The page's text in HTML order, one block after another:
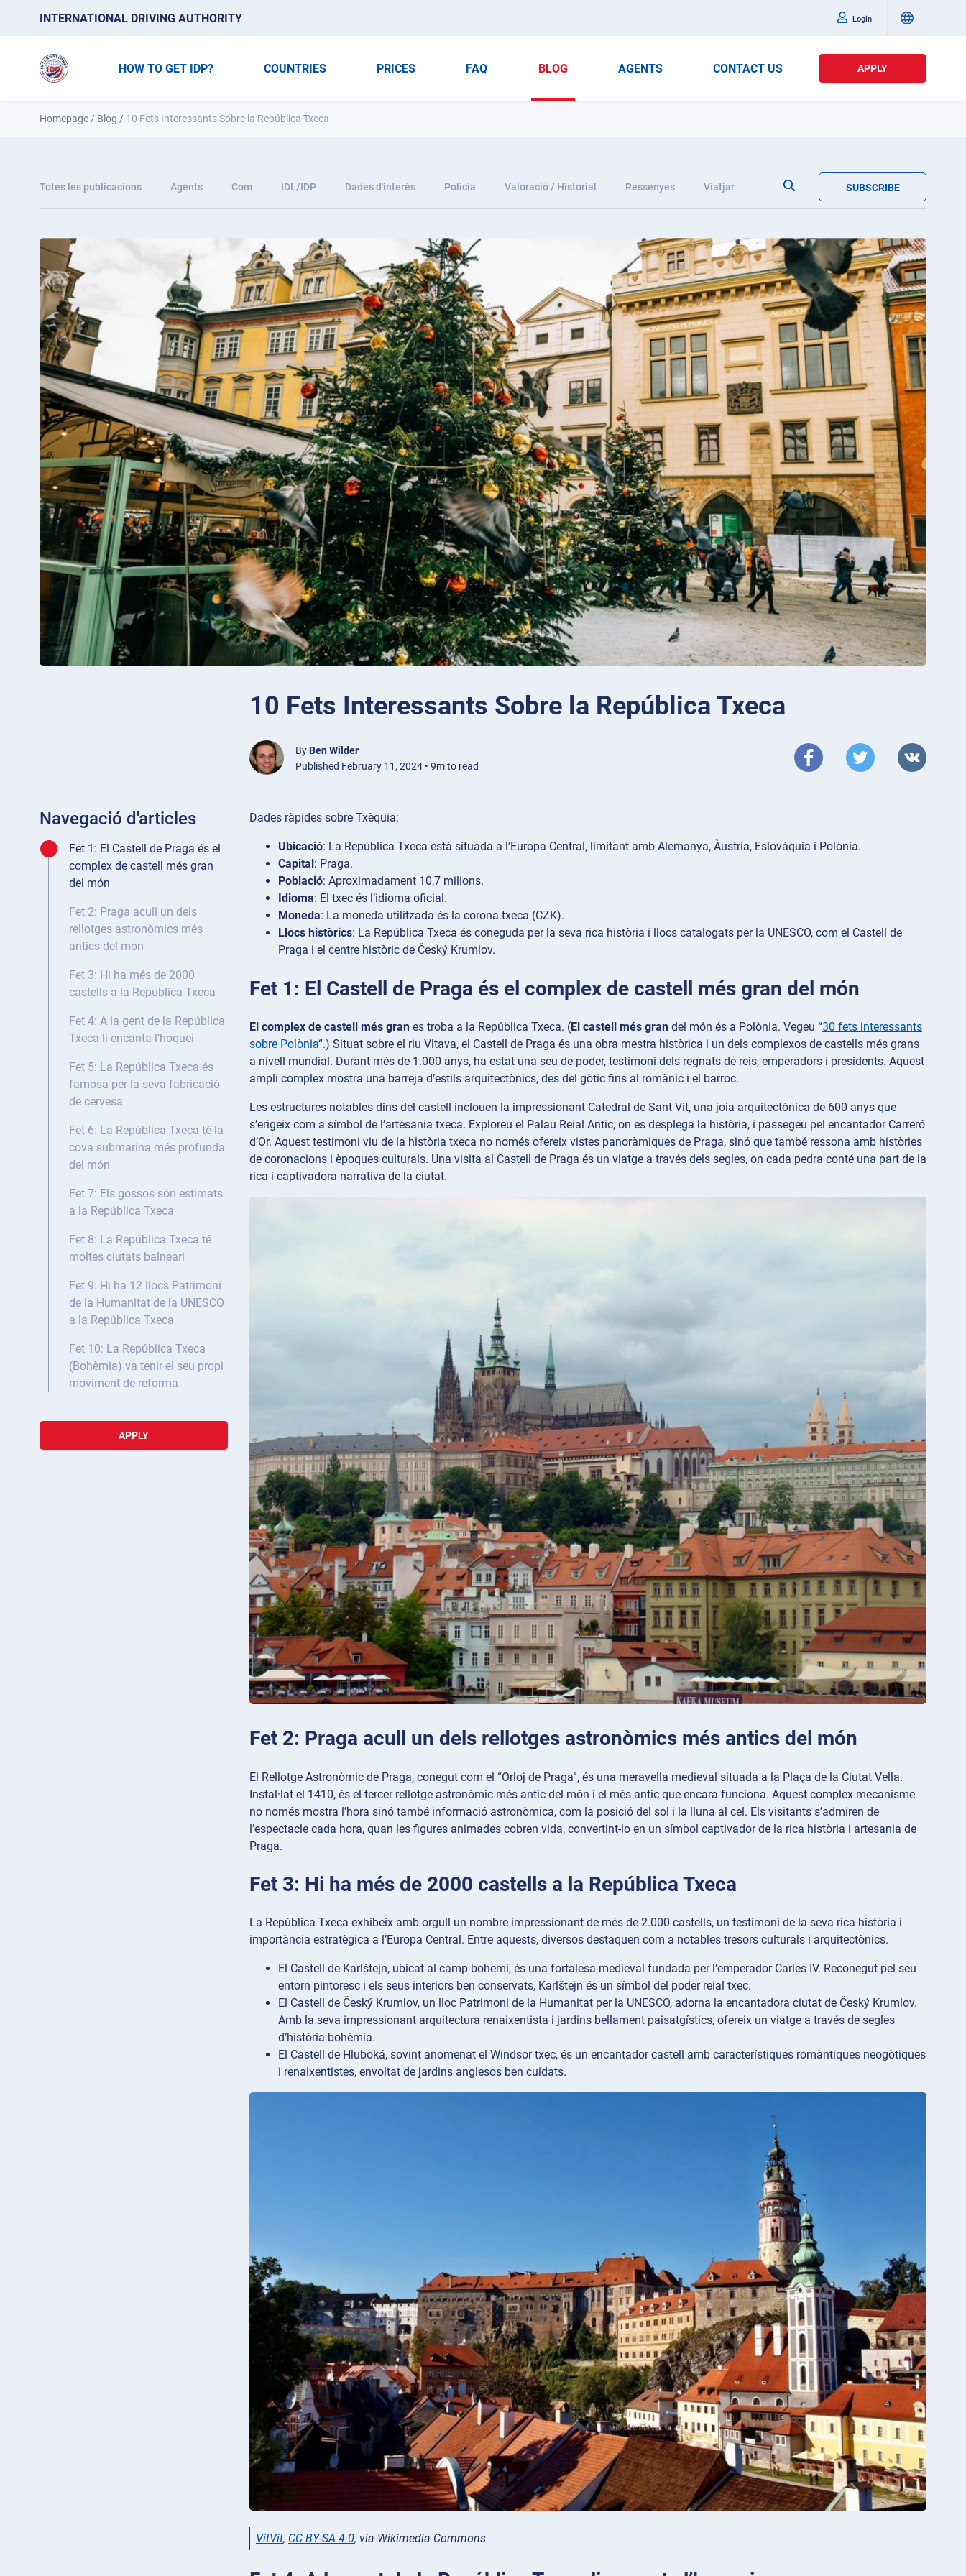
INTERNATIONAL DRIVING AUTHORITY Login
HOW TO GET IDP? COUNTRIES PRICES FAQ BLOG AGENTS CONTACT US APPLY
Homepage / Blog / 10 Fets Interessants Sobre la República Txeca
Totes les publicacions Agents Com IDL/IDP Dades d'interès Policia Valoració / Historial Ressenyes Viatjar SUBSCRIBE
10 Fets Interessants Sobre la República Txeca
By Ben Wilder
Published February 11, 2024 • 9m to read
Navegació d'articles
Fet 1: El Castell de Praga és el
complex de castell més gran
del món
Fet 2: Praga acull un dels
rellotges astronòmics més
antics del món
Fet 3: Hi ha més de 2000
castells a la República Txeca
Fet 4: A la gent de la República
Txeca li encanta l’hoquei
Fet 5: La República Txeca és
famosa per la seva fabricació
de cervesa
Fet 6: La República Txeca té la
cova submarina més profunda
del món
Fet 7: Els gossos són estimats
a la República Txeca
Fet 8: La República Txeca té
moltes ciutats balneari
Fet 9: Hi ha 12 llocs Patrimoni
de la Humanitat de la UNESCO
a la República Txeca
Fet 10: La República Txeca
(Bohèmia) va tenir el seu propi
moviment de reforma
APPLY
Dades ràpides sobre Txèquia:
Ubicació: La República Txeca està situada a l’Europa Central, limitant amb Alemanya, Àustria, Eslovàquia i Polònia.
Capital : Praga.
Població: Aproximadament 10,7 milions.
Idioma: El txec és l’idioma oficial.
Moneda: La moneda utilitzada és la corona txeca (CZK).
Llocs històrics: La República Txeca és coneguda per la seva rica història i llocs catalogats per la UNESCO, com el Castell de
Praga i el centre històric de Český Krumlov.
Fet 1: El Castell de Praga és el complex de castell més gran del món
El complex de castell més gran es troba a la República Txeca. (El castell més gran del món és a Polònia. Vegeu “30 fets interessants
sobre Polònia“.) Situat sobre el riu Vltava, el Castell de Praga és una obra mestra històrica i un dels complexos de castells més grans
a nivell mundial. Durant més de 1.000 anys, ha estat una seu de poder, testimoni dels regnats de reis, emperadors i presidents. Aquest
ampli complex mostra una barreja d’estils arquitectònics, des del gòtic fins al romànic i el barroc.
Les estructures notables dins del castell inclouen la impressionant Catedral de Sant Vit, una joia arquitectònica de 600 anys que
s’erigeix com a símbol de l’artesania txeca. Exploreu el Palau Reial Antic, on es desplega la història, i passegeu pel encantador Carreró
d’Or. Aquest testimoni viu de la història txeca no només ofereix vistes panoràmiques de Praga, sinó que també ressona amb històries
de coronacions i èpoques culturals. Una visita al Castell de Praga és un viatge a través dels segles, on cada pedra conté una part de la
rica i captivadora narrativa de la ciutat.
Fet 2: Praga acull un dels rellotges astronòmics més antics del món
El Rellotge Astronòmic de Praga, conegut com el “Orloj de Praga”, és una meravella medieval situada a la Plaça de la Ciutat Vella.
Instal·lat el 1410, és el tercer rellotge astronòmic més antic del món i el més antic que encara funciona. Aquest complex mecanisme
no només mostra l’hora sinó també informació astronòmica, com la posició del sol i la lluna al cel. Els visitants s’admiren de
l’espectacle cada hora, quan les figures animades cobren vida, convertint-lo en un símbol captivador de la rica història i artesania de
Praga.
Fet 3: Hi ha més de 2000 castells a la República Txeca
La República Txeca exhibeix amb orgull un nombre impressionant de més de 2.000 castells, un testimoni de la seva rica història i
importància estratègica a l’Europa Central. Entre aquests, diversos destaquen com a notables tresors culturals i arquitectònics.
El Castell de Karlštejn, ubicat al camp bohemi, és una fortalesa medieval fundada per l’emperador Carles IV. Reconegut pel seu
entorn pintoresc i els seus interiors ben conservats, Karlštejn és un símbol del poder reial txec.
El Castell de Český Krumlov, un lloc Patrimoni de la Humanitat per la UNESCO, adorna la encantadora ciutat de Český Krumlov.
Amb la seva impressionant arquitectura renaixentista i jardins bellament paisatgístics, ofereix un viatge a través de segles
d’història bohèmia.
El Castell de Hluboká, sovint anomenat el Windsor txec, és un encantador castell amb característiques romàntiques neogòtiques
i renaixentistes, envoltat de jardins anglesos ben cuidats.
VitVit, CC BY-SA 4.0, via Wikimedia Commons